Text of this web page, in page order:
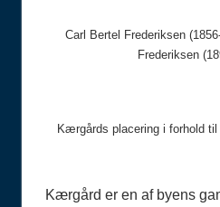
Carl Bertel Frederiksen
Frederiksen
Kærgårds placering i forhold
Kærgård er en af byens